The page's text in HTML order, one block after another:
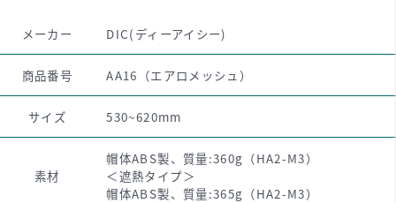
メーカー DIC(ディーアイシー)
商品番号 AA16（エアロメッシュ）
サイズ 530~620mm
素材
帽体ABS製、質量:360g（HA2-M3）
＜遮熱タイプ＞
帽体ABS製、質量:365g（HA2-M3）